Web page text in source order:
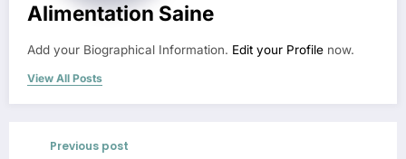
Alimentation Saine
Add your Biographical Information. Edit your Profile now.
View All Posts
Previous post